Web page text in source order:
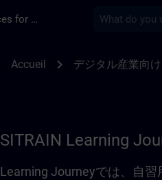
Training Services for Digital Industries
Accueil chevron_right デジタル産業向
SITRAIN Learning
Learning Journeyでは、自